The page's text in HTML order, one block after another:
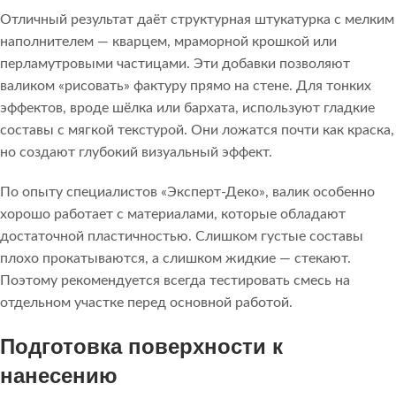
Отличный результат даёт структурная штукатурка с мелким
наполнителем — кварцем, мраморной крошкой или
перламутровыми частицами. Эти добавки позволяют
валиком «рисовать» фактуру прямо на стене. Для тонких
эффектов, вроде шёлка или бархата, используют гладкие
составы с мягкой текстурой. Они ложатся почти как краска,
но создают глубокий визуальный эффект.
По опыту специалистов «Эксперт-Деко», валик особенно
хорошо работает с материалами, которые обладают
достаточной пластичностью. Слишком густые составы
плохо прокатываются, а слишком жидкие — стекают.
Поэтому рекомендуется всегда тестировать смесь на
отдельном участке перед основной работой.
Подготовка поверхности к
нанесению